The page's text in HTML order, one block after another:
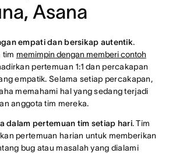
Asana
empati dan bersikap autentik.
tim memimpin dengan memberi contoh
pertemuan 1:1 dan percakapan
empatik. Selama setiap percakapan,
memahami hal yang sedang terjadi
anggota tim mereka.
dalam pertemuan tim setiap hari. Tim
pertemuan harian untuk memberikan
bug atau masalah yang dialami